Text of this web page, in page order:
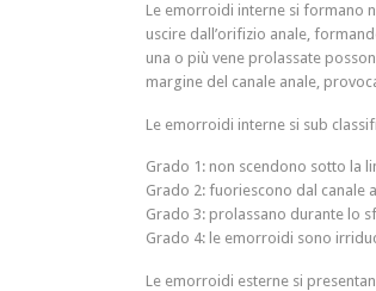
Le emorroidi interne si formano
uscire dall’orifizio anale,
una o più vene prolassate
margine del canale anale,
Le emorroidi interne si sub
Grado 1: non scendono sotto la
Grado 2: fuoriescono dal canale
Grado 3: prolassano durante lo
Grado 4: le emorroidi sono
Le emorroidi esterne si